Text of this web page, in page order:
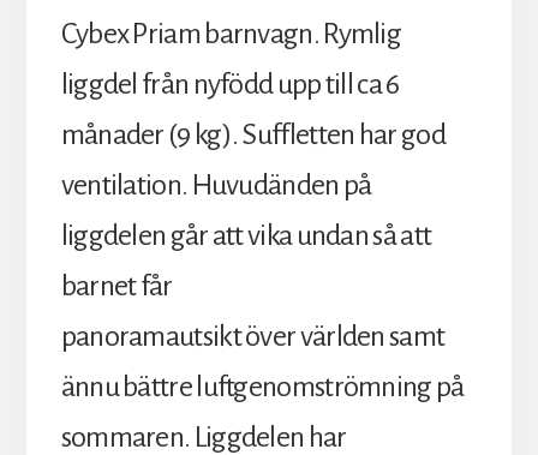
Cybex Priam barnvagn. Rymlig
liggdel från nyfödd upp till ca 6
månader (9 kg). Suffletten har god
ventilation. Huvudänden på
liggdelen går att vika undan så att
barnet får
panoramautsikt över världen samt
ännu bättre luftgenomströmning på
sommaren. Liggdelen har